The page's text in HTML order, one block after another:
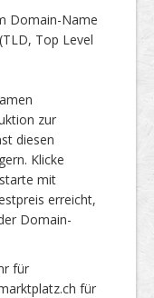
Domain-Name
Top Level
zur
diesen
Klicke
mit
erreicht,
Domain-
für
für